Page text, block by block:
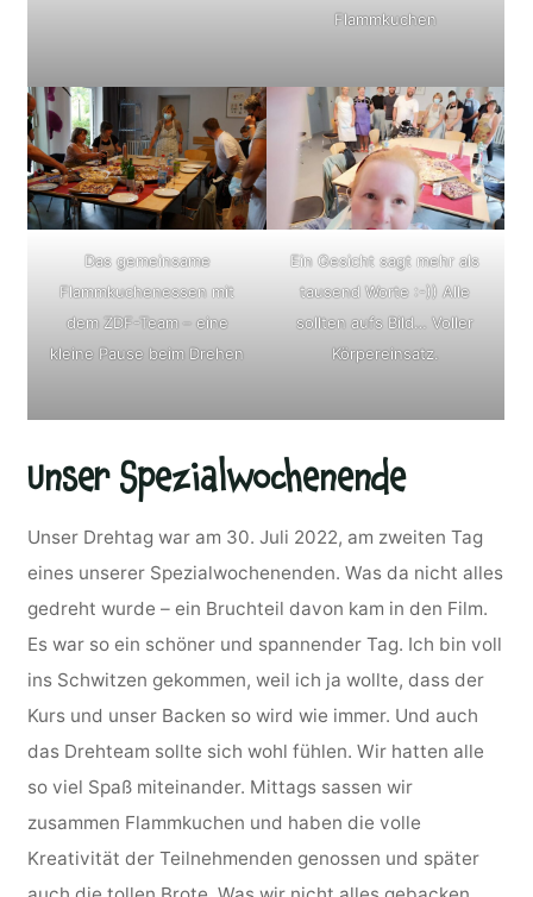
Flammkuchen
Das gemeinsame
Flammkuchenessen mit
dem ZDF-Team – eine
kleine Pause beim Drehen
Ein Gesicht sagt mehr als
tausend Worte :-)) Alle
sollten aufs Bild… Voller
Körpereinsatz.
Unser Spezialwochenende
Unser Drehtag war am 30. Juli 2022, am zweiten Tag
eines unserer Spezialwochenenden. Was da nicht alles
gedreht wurde – ein Bruchteil davon kam in den Film.
Es war so ein schöner und spannender Tag. Ich bin voll
ins Schwitzen gekommen, weil ich ja wollte, dass der
Kurs und unser Backen so wird wie immer. Und auch
das Drehteam sollte sich wohl fühlen. Wir hatten alle
so viel Spaß miteinander. Mittags sassen wir
zusammen Flammkuchen und haben die volle
Kreativität der Teilnehmenden genossen und später